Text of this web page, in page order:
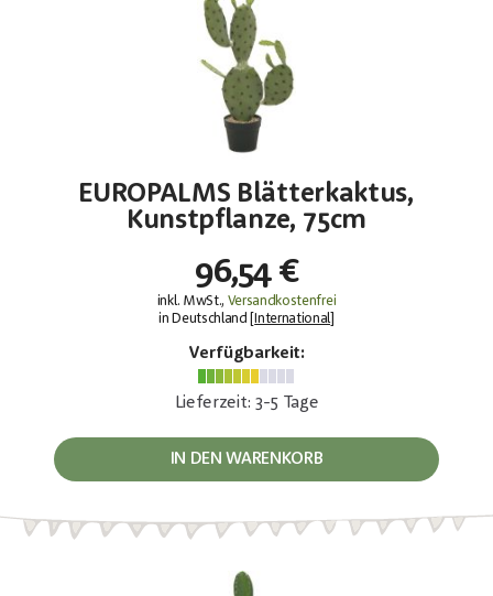
EUROPALMS Blätterkaktus,
Kunstpflanze, 75cm
96,54 €
inkl. MwSt., Versandkostenfrei
in Deutschland [
International
Verfügbarkeit:
Lieferzeit: 3-5 Tage
IN DEN WARENKORB